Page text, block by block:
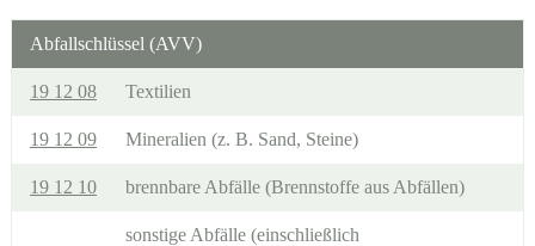
Abfallschlüssel (AVV)
19 12 08 Textilien
19 12 09 Mineralien (z. B. Sand, Steine)
19 12 10 brennbare Abfälle (Brennstoffe aus Abfällen)
sonstige Abfälle (einschließlich